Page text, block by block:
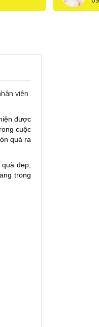
viên
được
cuộc
quà ra
đẹp,
trong